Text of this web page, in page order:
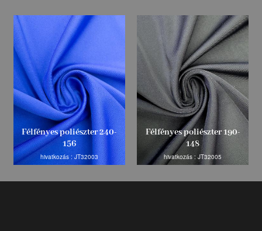
Félfényes poliészter 240-
156
hivatkozás : JT32003
Félfényes poliészter 190-
148
hivatkozás : JT32005